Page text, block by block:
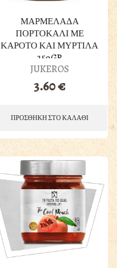
ΜΑΡΜΕΛΑΔΑ
ΠΟΡΤΟΚΑΛΙ ΜΕ
ΚΑΡΟΤΟ ΚΑΙ ΜΥΡΤΙΛΑ
250GR
JUKEROS
3.60€
ΠΡΟΣΘΗΚΗ ΣΤΟ ΚΑΛΑΘΙ